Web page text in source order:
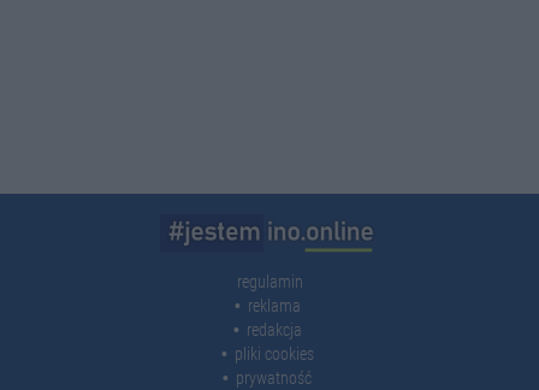
regulamin
reklama
redakcja
pliki cookies
prywatność